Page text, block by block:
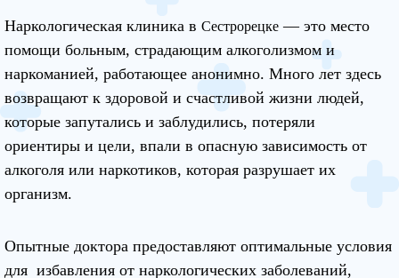
Наркологическая клиника в Сестрорецке — это место
помощи больным, страдающим алкоголизмом и
наркоманией, работающее анонимно. Много лет здесь
возвращают к здоровой и счастливой жизни людей,
которые запутались и заблудились, потеряли
ориентиры и цели, впали в опасную зависимость от
алкоголя или наркотиков, которая разрушает их
организм.
Опытные доктора предоставляют оптимальные условия
для избавления от наркологических заболеваний,